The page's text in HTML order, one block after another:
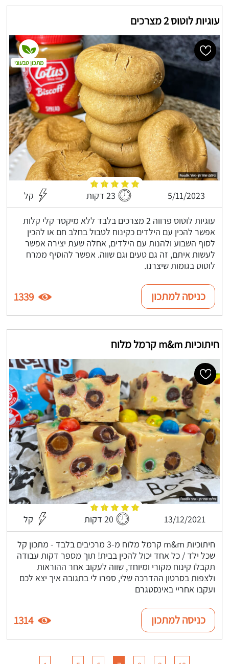
עוגיות לוטוס 2 מצרכים
5/11/2023 23 דקות קל
עוגיות לוטוס פרווה 2 מצרכים בלבד ללא מיקסר קלי קלות
אפשר להכין עם הילדים כקינוח לטבול בחלב חם או להכין
לסוף השבוע ולהנות עם הילדים, אחלה שעת יצירה אפשר
לעשות איתם, זה גם טעים וגם שווה. אפשר להוסיף ממרח
לוטוס בגומות שיצרנו.
מתכון טבעוני
כניסה למתכון 1339
חיתוכיות m&m קרמל מלוח
13/12/2021 20 דקות קל
חיתוכיות m&m קרמל מלוח מ-3 מרכיבים בלבד - מתכון קל
שכל ילד / כל אחד יכול להכין בבית! תוך מספר דקות עבודה
תקבלו קינוח מקורי ומיוחד, שווה לעקוב אחר ההוראות
ולצפות בסרטון ההדרכה שלי, ספרו לי בתגובה איך יצא לכם
ועקבו אחריי באינסטגרם
כניסה למתכון 1314